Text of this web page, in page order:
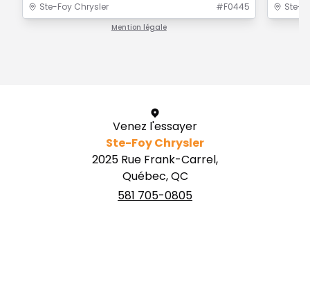
Ste-Foy Chrysler #F0445
Mention légale
Ste-
Venez l'essayer
Ste-Foy Chrysler
2025 Rue Frank-Carrel,
Québec, QC
581 705-0805